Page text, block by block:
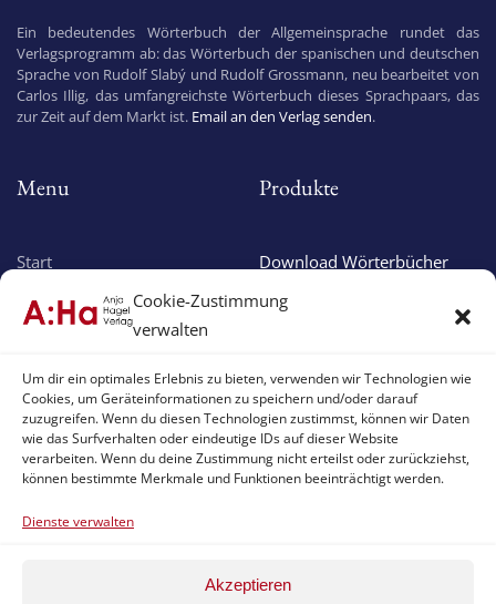
Cookie-Zustimmung
verwalten
Um dir ein optimales Erlebnis zu bieten, verwenden wir Technologien wie
Cookies, um Geräteinformationen zu speichern und/oder darauf
zuzugreifen. Wenn du diesen Technologien zustimmst, können wir Daten
wie das Surfverhalten oder eindeutige IDs auf dieser Website
verarbeiten. Wenn du deine Zustimmung nicht erteilst oder zurückziehst,
können bestimmte Merkmale und Funktionen beeinträchtigt werden.
Dienste verwalten
Akzeptieren
Ein bedeutendes Wörterbuch der Allgemeinsprache rundet das
Verlagsprogramm ab: das Wörterbuch der spanischen und deutschen
Sprache von Rudolf Slabý und Rudolf Grossmann, neu bearbeitet von
Carlos Illig, das umfangreichste Wörterbuch dieses Sprachpaars, das
zur Zeit auf dem Markt ist. Email an den Verlag senden.
Menu
Start
Verlagsprogramm
Produkte
Download Wörterbücher
Online Wörterbücher
Service & Support
Support
Download Version
Impressum
Cookie-Hinweis